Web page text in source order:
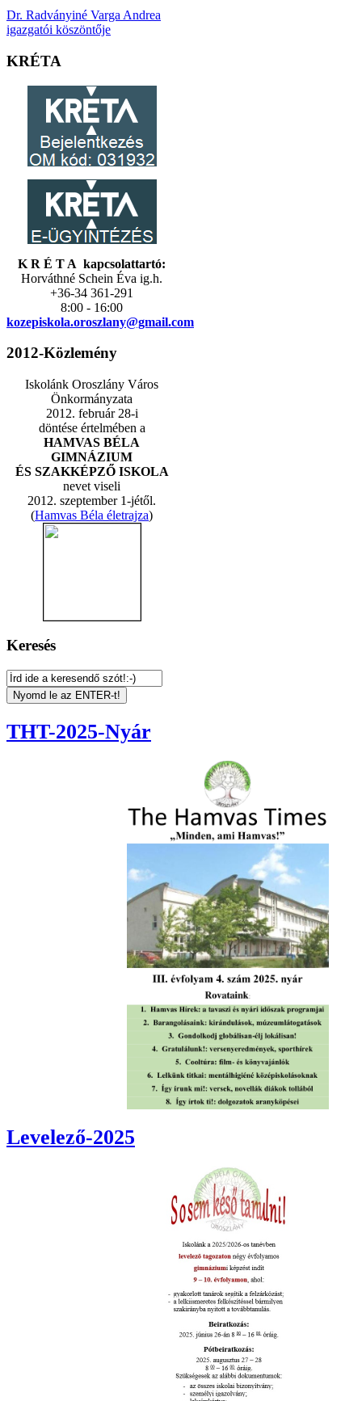
Dr. Radványiné Varga Andrea
igazgatói köszöntője
KRÉTA
K R É T A kapcsolattartó:
Horváthné Schein Éva ig.h.
+36-34 361-291
8:00 - 16:00
kozepiskola.oroszlany@gmail.com
2012-Közlemény
Iskolánk Oroszlány Város
Önkormányzata
2012. február 28-i
döntése értelmében a
HAMVAS BÉLA
GIMNÁZIUM
ÉS SZAKKÉPZŐ ISKOLA
nevet viseli
2012. szeptember 1-jétől.
(Hamvas Béla életrajza)
Keresés
THT-2025-Nyár
Levelező-2025